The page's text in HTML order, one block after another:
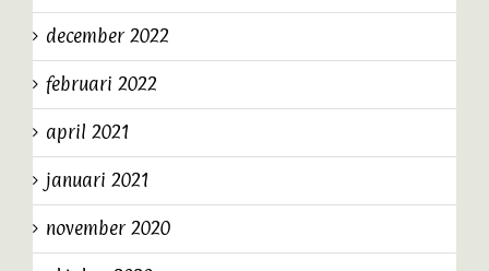
december 2022
februari 2022
april 2021
januari 2021
november 2020